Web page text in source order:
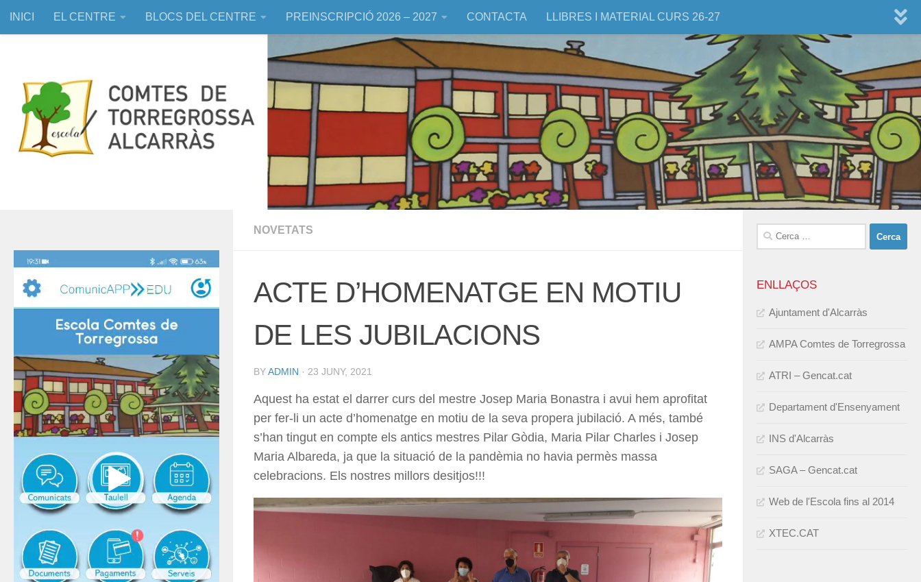
Skip to content
INICI EL CENTRE BLOCS DEL CENTRE PREINSCRIPCIÓ 2026 – 2027 CONTACTA LLIBRES I MATERIAL CURS 26-27
NOVETATS
ACTE D’HOMENATGE EN MOTIU
DE LES JUBILACIONS
BYADMIN · 23 JUNY, 2021
Aquest ha estat el darrer curs del mestre Josep Maria Bonastra i avui hem aprofitat
per fer-li un acte d’homenatge en motiu de la seva propera jubilació. A més, també
s’han tingut en compte els antics mestres Pilar Gòdia, Maria Pilar Charles i Josep
Maria Albareda, ja que la situació de la pandèmia no havia permès massa
celebracions. Els nostres millors desitjos!!!
Reproductor
vídeo
Cerca:
ENLLAÇOS
Ajuntament d'Alcarràs
AMPA Comtes de Torregrossa
ATRI – Gencat.cat
Departament d'Ensenyament
INS d'Alcarràs
SAGA – Gencat.cat
Web de l'Escola fins al 2014
XTEC.CAT